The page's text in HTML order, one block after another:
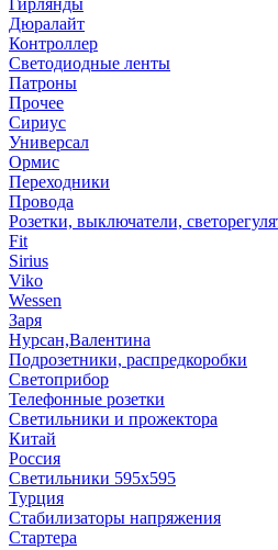
Гирлянды
Дюралайт
Контроллер
Светодиодные ленты
Патроны
Прочее
Сириус
Универсал
Ормис
Переходники
Провода
Розетки, выключатели,
Fit
Sirius
Viko
Wessen
Заря
Нурсан,Валентина
Подрозетники, распредкоробки
Светоприбор
Телефонные розетки
Светильники и прожектора
Китай
Россия
Светильники 595х595
Турция
Стабилизаторы напряжения
Стартера